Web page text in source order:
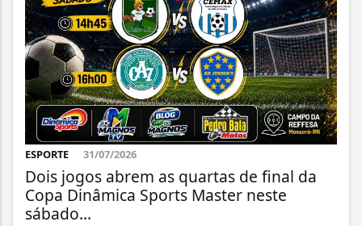
ESPORTE 31/07/2026
Dois jogos abrem as quartas de final da
Copa Dinâmica Sports Master neste
sábado...